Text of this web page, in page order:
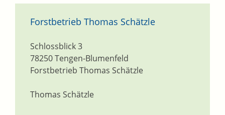
Forstbetrieb Thomas Schätzle
Forstbetrieb Thomas Schätzle
Schlossblick 3
78250Tengen-Blumenfeld
Thomas Schätzle